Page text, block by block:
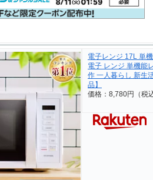
電子レンジ 17L 単
電子 レンジ 単機能
作 一人暮らし 新生
品】
価格：8,780円（税